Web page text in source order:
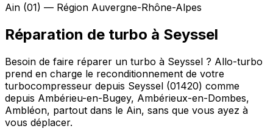
Ain (01) — Région Auvergne-Rhône-Alpes
Réparation de turbo à Seyssel
Besoin de faire réparer un turbo à Seyssel ? Allo-turbo
prend en charge le reconditionnement de votre
turbocompresseur depuis Seyssel (01420) comme
depuis Ambérieu-en-Bugey, Ambérieux-en-Dombes,
Ambléon, partout dans le Ain, sans que vous ayez à
vous déplacer.